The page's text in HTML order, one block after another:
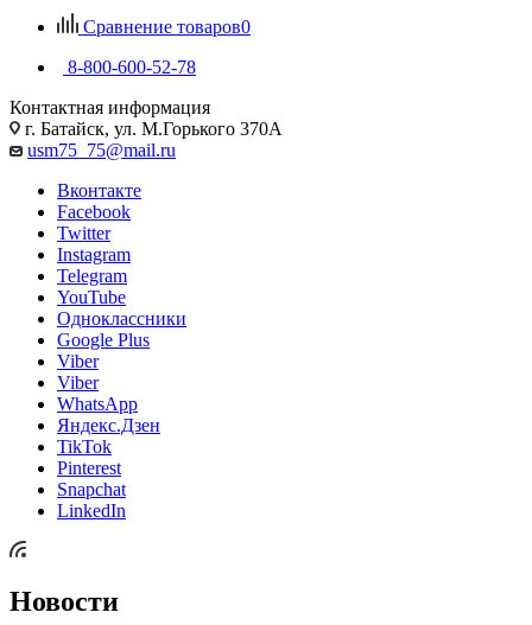
Сравнение товаров0
8-800-600-52-78
Контактная информация
г. Батайск, ул. М.Горького 370А
usm75_75@mail.ru
Вконтакте
Facebook
Twitter
Instagram
Telegram
YouTube
Одноклассники
Google Plus
Viber
Viber
WhatsApp
Яндекс.Дзен
TikTok
Pinterest
Snapchat
LinkedIn
Новости